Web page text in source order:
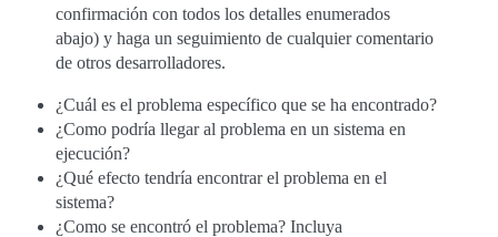
confirmación con todos los detalles enumerados
abajo) y haga un seguimiento de cualquier comentario
de otros desarrolladores.
¿Cuál es el problema específico que se ha encontrado?
¿Como podría llegar al problema en un sistema en
ejecución?
¿Qué efecto tendría encontrar el problema en el
sistema?
¿Como se encontró el problema? Incluya